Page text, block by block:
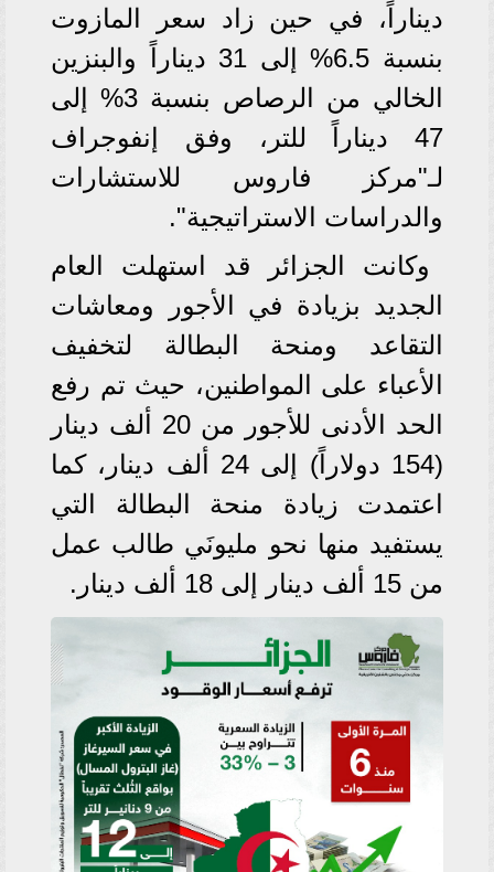
ديناراً، في حين زاد سعر المازوت
بنسبة 6.5% إلى 31 ديناراً والبنزين
الخالي من الرصاص بنسبة 3% إلى
47 ديناراً للتر، وفق إنفوجراف
لـ"مركز فاروس للاستشارات
والدراسات الاستراتيجية".
وكانت الجزائر قد استهلت العام
الجديد بزيادة في الأجور ومعاشات
التقاعد ومنحة البطالة لتخفيف
الأعباء على المواطنين، حيث تم رفع
الحد الأدنى للأجور من 20 ألف دينار
(154 دولاراً) إلى 24 ألف دينار، كما
اعتمدت زيادة منحة البطالة التي
يستفيد منها نحو مليونَي طالب عمل
من 15 ألف دينار إلى 18 ألف دينار.